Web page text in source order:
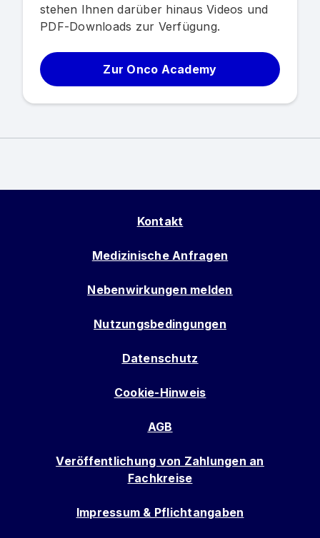
stehen Ihnen darüber hinaus Videos und
PDF-Downloads zur Verfügung.
Zur Onco Academy
Kontakt
Medizinische Anfragen
Nebenwirkungen melden
Nutzungsbedingungen
Datenschutz
Cookie-Hinweis
AGB
Veröffentlichung von Zahlungen an
Fachkreise
Impressum & Pflichtangaben